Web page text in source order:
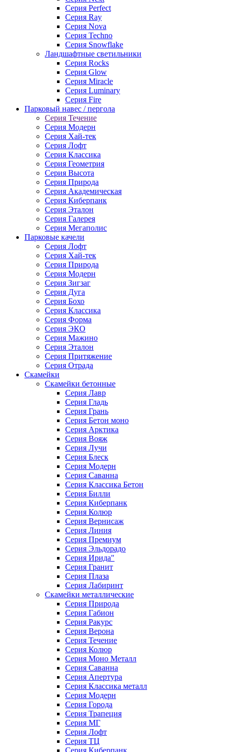
Серия Perfect
Серия Ray
Серия Nova
Серия Techno
Серия Snowflake
Ландшафтные светильники
Серия Rocks
Серия Glow
Серия Miracle
Серия Luminary
Серия Fire
Парковый навес / пергола
Серия Течение
Серия Модерн
Серия Хай-тек
Серия Лофт
Серия Классика
Серия Геометрия
Серия Высота
Серия Природа
Серия Академическая
Серия Киберпанк
Серия Эталон
Серия Галерея
Серия Мегаполис
Парковые качели
Серия Лофт
Серия Хай-тек
Серия Природа
Серия Модерн
Серия Зигзаг
Серия Дуга
Серия Бохо
Серия Классика
Серия Форма
Серия ЭКО
Серия Мажино
Серия Эталон
Серия Притяжение
Серия Отрада
Скамейки
Скамейки бетонные
Серия Лавр
Серия Гладь
Серия Грань
Серия Бетон моно
Серия Арктика
Серия Вояж
Серия Лучи
Серия Блеск
Серия Модерн
Серия Саванна
Серия Классика Бетон
Серия Билли
Серия Киберпанк
Серия Колюр
Серия Вернисаж
Серия Линия
Серия Премиум
Серия Эльдорадо
Серия Ирида"
Серия Гранит
Серия Плаза
Серия Лабиринт
Скамейки металлические
Серия Природа
Серия Габион
Серия Ракурс
Серия Верона
Серия Течение
Серия Колюр
Серия Моно Металл
Серия Саванна
Серия Апертура
Серия Классика металл
Серия Модерн
Серия Города
Серия Трапеция
Серия МГ
Серия Лофт
Серия ТЦ
Серия Киберпанк